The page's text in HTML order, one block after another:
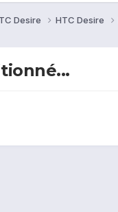
Desire HTC Desire